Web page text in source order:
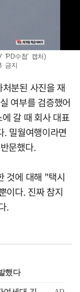
'PD수첩' 캡처)
금지
분된 사진을 재
여부를 검증했어
갈 때 회사 대표
밀월여행이라면
문했다.
것에 대해 "택시
이다. 진짜 참지
.
했다